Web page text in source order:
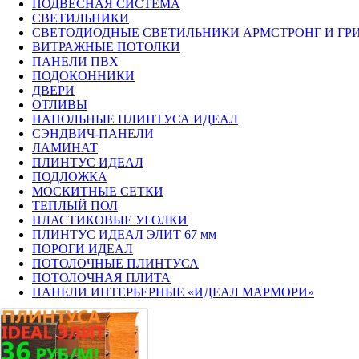
ПОДВЕСНАЯ СИСТЕМА
СВЕТИЛЬНИКИ
CВЕТОДИОДНЫЕ СВЕТИЛЬНИКИ АРМСТРОНГ И
ВИТРАЖНЫЕ ПОТОЛКИ
ПАНЕЛИ ПВХ
ПОДОКОННИКИ
ДВЕРИ
ОТЛИВЫ
НАПОЛЬНЫЕ ПЛИНТУСА ИДЕАЛ
СЭНДВИЧ-ПАНЕЛИ
ЛАМИНАТ
ПЛИНТУС ИДЕАЛ
ПОДЛОЖКА
МОСКИТНЫЕ СЕТКИ
ТЕПЛЫЙ ПОЛ
ПЛАСТИКОВЫЕ УГОЛКИ
ПЛИНТУС ИДЕАЛ ЭЛИТ 67 мм
ПОРОГИ ИДЕАЛ
ПОТОЛОЧНЫЕ ПЛИНТУСА
ПОТОЛОЧНАЯ ПЛИТА
ПАНЕЛИ ИНТЕРЬЕРНЫЕ «ИДЕАЛ МАРМОРИ»